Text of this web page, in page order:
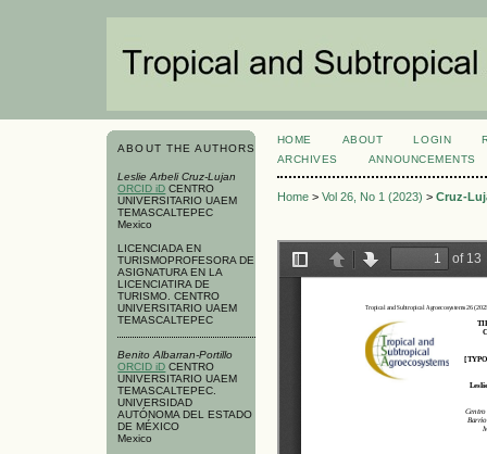
ABOUT THE AUTHORS
Leslie Arbeli Cruz-Lujan
ORCID iD CENTRO
UNIVERSITARIO UAEM
TEMASCALTEPEC
Mexico
LICENCIADA EN
TURISMOPROFESORA DE
ASIGNATURA EN LA
LICENCIATIRA DE
TURISMO. CENTRO
UNIVERSITARIO UAEM
TEMASCALTEPEC
Benito Albarran-Portillo
ORCID iD CENTRO
UNIVERSITARIO UAEM
TEMASCALTEPEC.
UNIVERSIDAD
AUTÓNOMA DEL ESTADO
DE MÉXICO
Mexico
HOME ABOUT LOGIN
ARCHIVES
ANNOUNCEMENTS
Home> Vol 26, No 1 (2023) > Cruz-